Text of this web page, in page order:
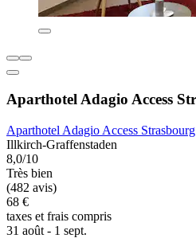
Aparthotel Adagio Access
Aparthotel Adagio Access
Illkirch-Graffenstaden
8,0/10
Très bien
(482 avis)
68 €
taxes et frais compris
31 août - 1 sept.